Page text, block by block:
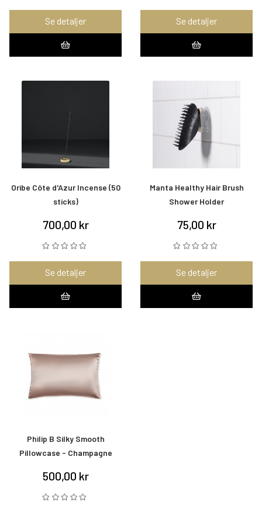
Se detaljer Se detaljer
Oribe Côte d'Azur Incense (50
sticks)
700,00 kr
Se detaljer
Manta Healthy Hair Brush
Shower Holder
75,00 kr
Se detaljer
Philip B Silky Smooth
Pillowcase - Champagne
500,00 kr